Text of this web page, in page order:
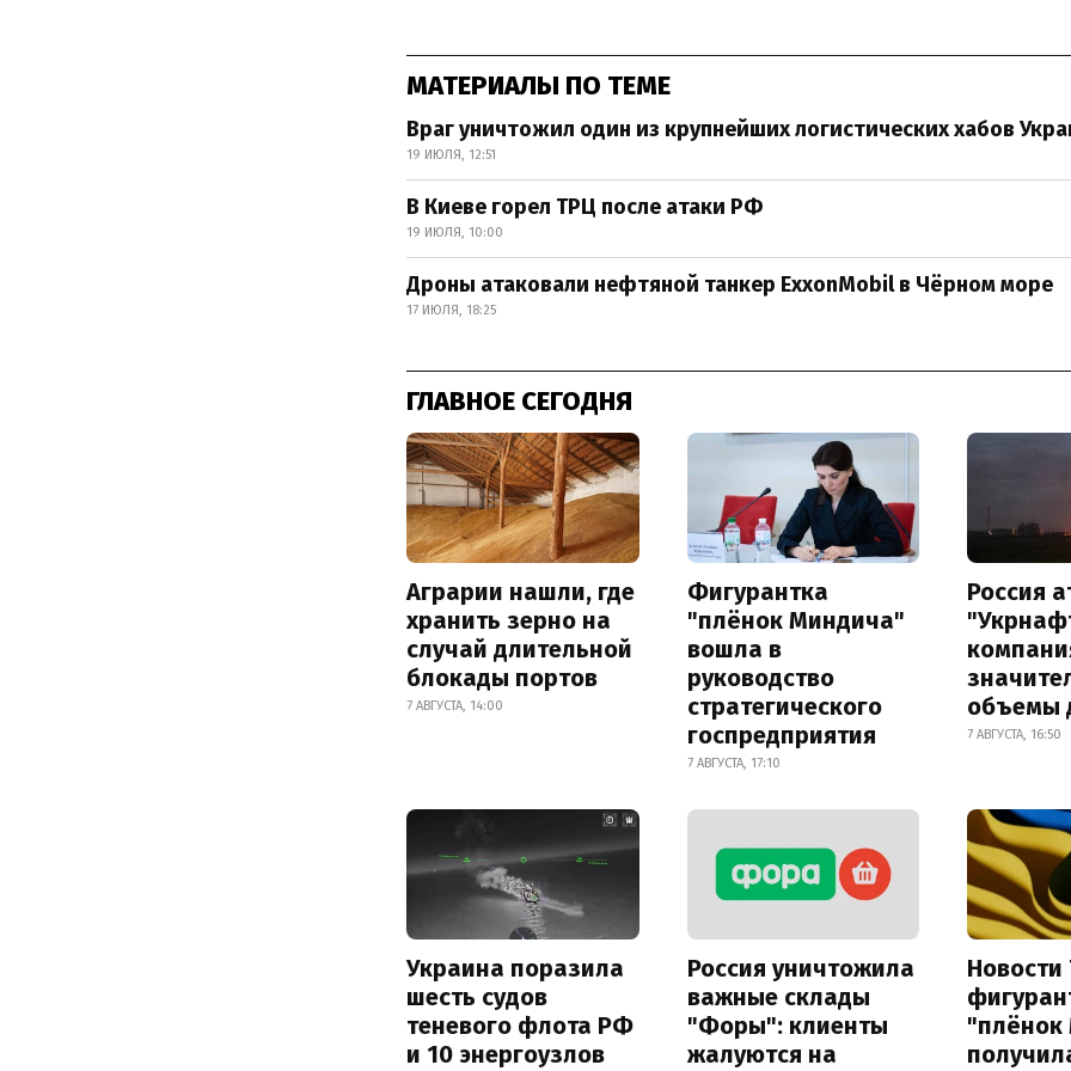
МАТЕРИАЛЫ ПО ТЕМЕ
Враг уничтожил один из крупнейших логистических хабов
19 ИЮЛЯ, 12:51
В Киеве горел ТРЦ после атаки РФ
19 ИЮЛЯ, 10:00
Дроны атаковали нефтяной танкер ExxonMobil в Чёрном море
17 ИЮЛЯ, 18:25
ГЛАВНОЕ СЕГОДНЯ
Аграрии нашли, где
хранить зерно на
случай длительной
блокады портов
7 АВГУСТА, 14:00
Фигурантка
"плёнок Миндича"
вошла в
руководство
стратегического
госпредприятия
7 АВГУСТА, 17:10
Россия
объемы
7 АВГУСТА, 16:50
Украина поразила
шесть судов
теневого флота РФ
и 10 энергоузлов
Россия уничтожила
важные склады
"Форы": клиенты
жалуются на
Новости